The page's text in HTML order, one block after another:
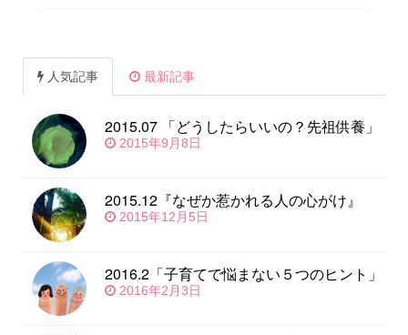
人気記事 最新記事
2015.07 「どうしたらいいの？先祖供養」
2015年9月8日
2015.12『なぜか惹かれる人の心がけ』
2015年12月5日
2016.2「子育てで悩まない５つのヒント」
2016年2月3日